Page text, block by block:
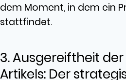
dem Moment, in dem ein
stattfindet.
3. Ausgereiftheit der
Artikels: Der